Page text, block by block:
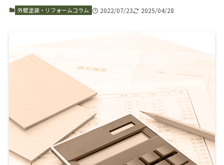
外壁塗装・リフォームコラム 2022/07/23 2025/04/28